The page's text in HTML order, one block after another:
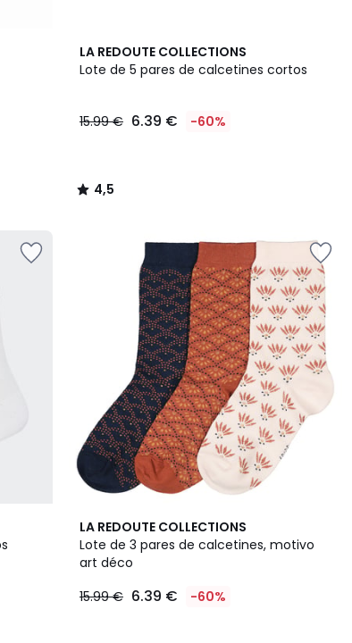
LA REDOUTE COLLECTIONS
Lote de 5 pares de calcetines cortos
15.99 € 6.39 € -60%
4,5
/ 5
4,5
/
LA REDOUTE COLLECTIONS
Lote de 3 pares de calcetines, motivo
art déco
15.99 € 6.39 € -60%
3,9
/ 5